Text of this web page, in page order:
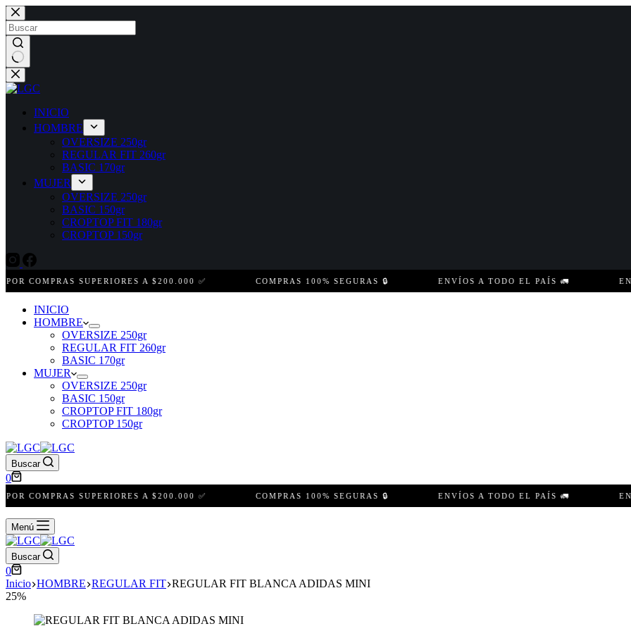
Saltar
al
contenido
Sin
resultados
INICIO
HOMBRE
OVERSIZE 250gr
REGULAR FIT 260gr
BASIC 170gr
MUJER
OVERSIZE 250gr
BASIC 150gr
CROPTOP FIT 180gr
CROPTOP 150gr
SUPERIORES A $200.000 ✅ COMPRAS 100% SEGURAS 🔒 ENVÍOS A TODO EL PAÍS 🚛 ENVÍO
INICIO
HOMBRE
OVERSIZE 250gr
REGULAR FIT 260gr
BASIC 170gr
MUJER
OVERSIZE 250gr
BASIC 150gr
CROPTOP FIT 180gr
CROPTOP 150gr
Buscar
Carro
compra
0
SUPERIORES A $200.000 ✅ COMPRAS 100% SEGURAS 🔒 ENVÍOS A TODO EL PAÍS 🚛 ENVÍO
Menú
Buscar
Carro
de
compra
0
Inicio HOMBRE REGULAR FIT REGULAR FIT BLANCA ADIDAS MINI
25%